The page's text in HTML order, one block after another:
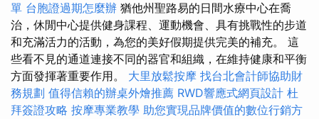
單 台胞證過期怎麼辦 猶他州聖路易的日間水療中心在喬
治，休閒中心提供健身課程、運動機會、具有挑戰性的步道
和充滿活力的活動，為您的美好假期提供完美的補充。 這
些看不見的通道連接不同的器官和組織，在維持健康和平衡
方面發揮著重要作用。 大里放鬆按摩 找台北會計師協助財
務規劃 值得信賴的辦桌外燴推薦 RWD響應式網頁設計 杜
拜簽證攻略 按摩專業教學 助您實現品牌價值的數位行銷方